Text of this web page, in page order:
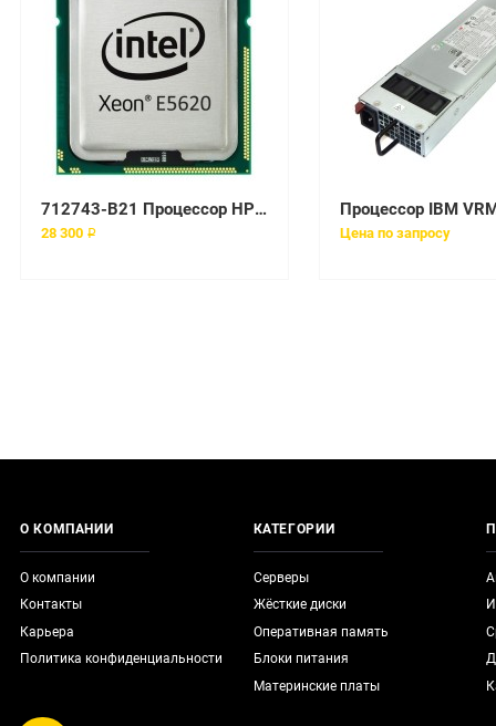
712743-B21 Процессор HP Xeon E5-2603v2 1.80GHz DL360p G8
28 300 ₽ Цена по запросу
О КОМПАНИИ
О компании
Контакты
Карьера
Политика конфиденциальности
КАТЕГОРИИ
Серверы
Жёсткие диски
Оперативная память
Блоки питания
Материнские платы